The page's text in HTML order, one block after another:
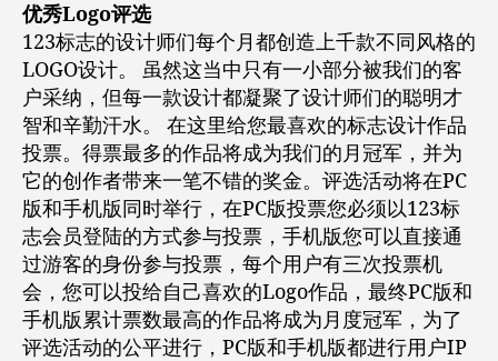
优秀Logo评选
123标志的设计师们每个月都创造上千款不同风格的
LOGO设计。 虽然这当中只有一小部分被我们的客
户采纳，但每一款设计都凝聚了设计师们的聪明才
智和辛勤汗水。 在这里给您最喜欢的标志设计作品
投票。得票最多的作品将成为我们的月冠军，并为
它的创作者带来一笔不错的奖金。评选活动将在PC
版和手机版同时举行，在PC版投票您必须以123标
志会员登陆的方式参与投票，手机版您可以直接通
过游客的身份参与投票，每个用户有三次投票机
会，您可以投给自己喜欢的Logo作品，最终PC版和
手机版累计票数最高的作品将成为月度冠军，为了
评选活动的公平进行，PC版和手机版都进行用户IP